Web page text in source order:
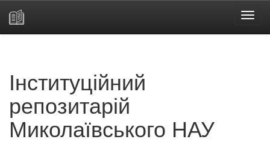
Інституційний
репозитарій
Миколаївського НАУ